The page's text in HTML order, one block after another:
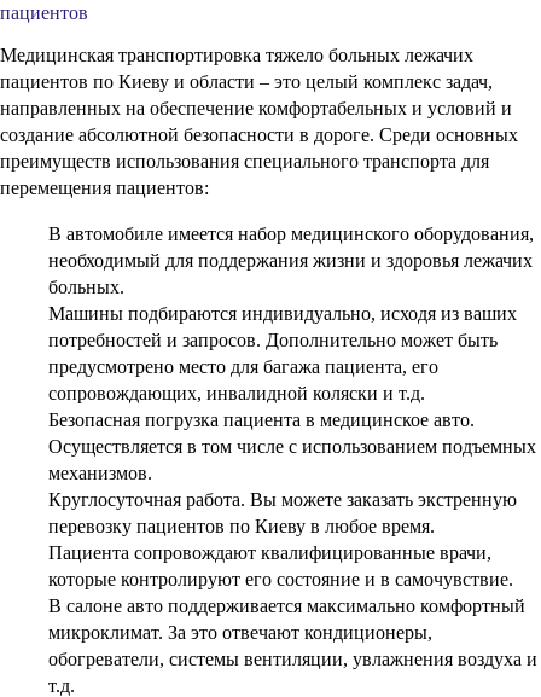
пациентов
Медицинская транспортировка тяжело больных лежачих
пациентов по Киеву и области – это целый комплекс задач,
направленных на обеспечение комфортабельных и условий и
создание абсолютной безопасности в дороге. Среди основных
преимуществ использования специального транспорта для
перемещения пациентов:
В автомобиле имеется набор медицинского оборудования,
необходимый для поддержания жизни и здоровья лежачих
больных.
Машины подбираются индивидуально, исходя из ваших
потребностей и запросов. Дополнительно может быть
предусмотрено место для багажа пациента, его
сопровождающих, инвалидной коляски и т.д.
Безопасная погрузка пациента в медицинское авто.
Осуществляется в том числе с использованием подъемных
механизмов.
Круглосуточная работа. Вы можете заказать экстренную
перевозку пациентов по Киеву в любое время.
Пациента сопровождают квалифицированные врачи,
которые контролируют его состояние и в самочувствие.
В салоне авто поддерживается максимально комфортный
микроклимат. За это отвечают кондиционеры,
обогреватели, системы вентиляции, увлажнения воздуха и
т.д.